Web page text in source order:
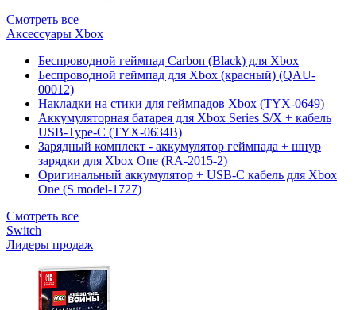
Смотреть все
Аксессуары Xbox
Беспроводной геймпад Carbon (Black) для Xbox
Беспроводной геймпад для Xbox (красный) (QAU-
00012)
Накладки на стики для геймпадов Xbox (TYX-0649)
Аккумуляторная батарея для Xbox Series S/X + кабель
USB-Type-C (TYX-0634B)
Зарядный комплект - аккумулятор геймпада + шнур
зарядки для Xbox One (RA-2015-2)
Оригинальный аккумулятор + USB-C кабель для Xbox
One (S model-1727)
Смотреть все
Switch
Лидеры продаж